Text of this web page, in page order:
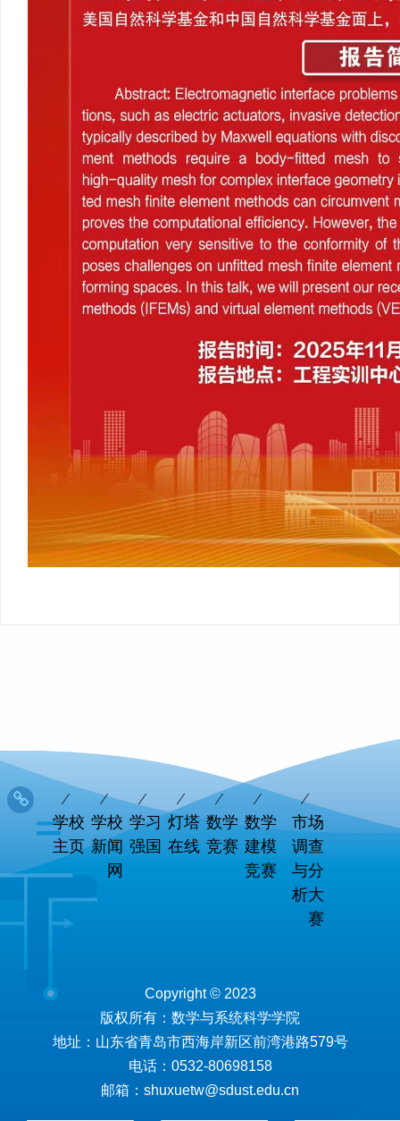
学校
主页
学校
新闻
网
学习
强国
灯塔
在线
数学
竞赛
数学
建模
竞赛
市场
调查
与分
析大
赛
Copyright © 2023
版权所有：数学与系统科学学院
地址：山东省青岛市西海岸新区前湾港路579号
电话：0532-80698158
邮箱：shuxuetw@sdust.edu.cn